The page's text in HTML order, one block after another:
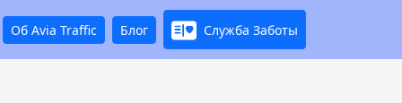
Об Avia Traffic Блог Служба Заботы